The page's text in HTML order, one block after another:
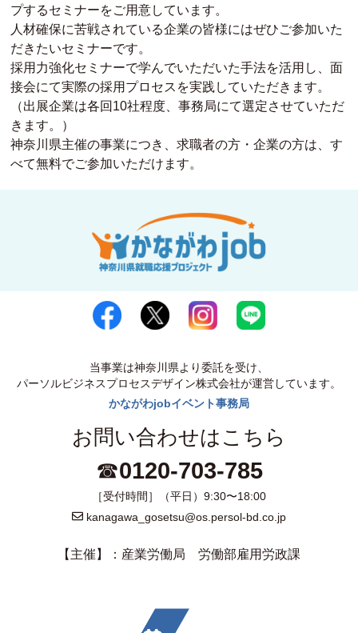
プするセミナーをご用意しています。
人材確保に苦戦されている企業の皆様にはぜひご参加いた
だきたいセミナーです。
採用力強化セミナーで学んでいただいた手法を活用し、面
接会にて実際の採用プロセスを実践していただきます。
（出展企業は各回10社程度、事務局にて選定させていただ
きます。）
神奈川県主催の事業につき、求職者の方・企業の方は、す
べて無料でご参加いただけます。
当事業は神奈川県より委託を受け、
パーソルビジネスプロセスデザイン株式会社が運営しています。
かながわjobイベント事務局
お問い合わせはこちら
☎0120-703-785
［受付時間］（平日）9:30〜18:00
kanagawa_gosetsu@os.persol-bd.co.jp
【主催】：産業労働局 労働部雇用労政課